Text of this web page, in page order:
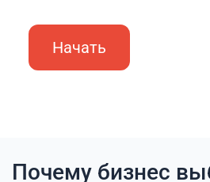
Начать
Почему бизнес